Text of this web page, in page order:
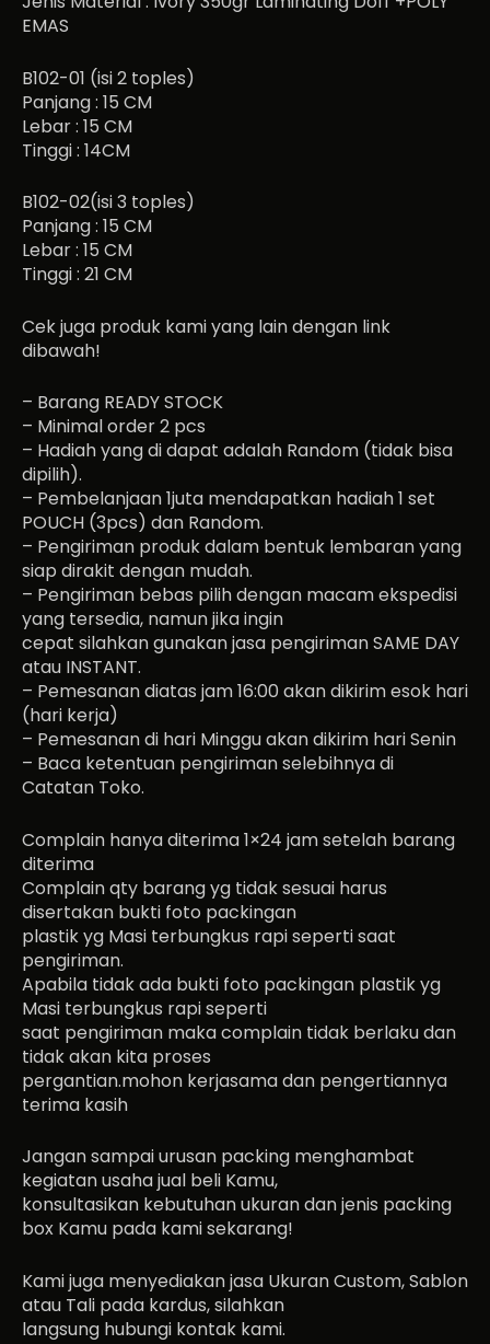
EMAS
B102-01 (isi 2 toples)
Panjang : 15 CM
Lebar : 15 CM
Tinggi : 14CM
B102-02(isi 3 toples)
Panjang : 15 CM
Lebar : 15 CM
Tinggi : 21 CM
Cek juga produk kami yang lain dengan link
dibawah!
– Barang READY STOCK
– Minimal order 2 pcs
– Hadiah yang di dapat adalah Random (tidak bisa
dipilih).
– Pembelanjaan 1juta mendapatkan hadiah 1 set
POUCH (3pcs) dan Random.
– Pengiriman produk dalam bentuk lembaran yang
siap dirakit dengan mudah.
– Pengiriman bebas pilih dengan macam ekspedisi
yang tersedia, namun jika ingin
cepat silahkan gunakan jasa pengiriman SAME DAY
atau INSTANT.
– Pemesanan diatas jam 16:00 akan dikirim esok hari
(hari kerja)
– Pemesanan di hari Minggu akan dikirim hari Senin
– Baca ketentuan pengiriman selebihnya di
Catatan Toko.
Complain hanya diterima 1×24 jam setelah barang
diterima
Complain qty barang yg tidak sesuai harus
disertakan bukti foto packingan
plastik yg Masi terbungkus rapi seperti saat
pengiriman.
Apabila tidak ada bukti foto packingan plastik yg
Masi terbungkus rapi seperti
saat pengiriman maka complain tidak berlaku dan
tidak akan kita proses
pergantian.mohon kerjasama dan pengertiannya
terima kasih
Jangan sampai urusan packing menghambat
kegiatan usaha jual beli Kamu,
konsultasikan kebutuhan ukuran dan jenis packing
box Kamu pada kami sekarang!
Kami juga menyediakan jasa Ukuran Custom, Sablon
atau Tali pada kardus, silahkan
langsung hubungi kontak kami.